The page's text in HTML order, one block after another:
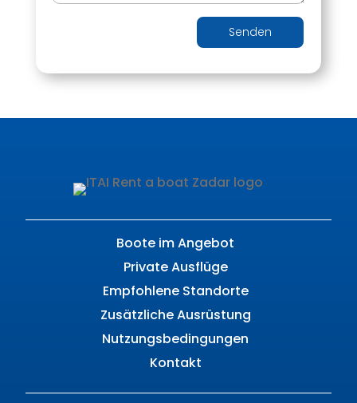
Senden
Boote im Angebot
Private Ausflüge
Empfohlene Standorte
Zusätzliche Ausrüstung
Nutzungsbedingungen
Kontakt